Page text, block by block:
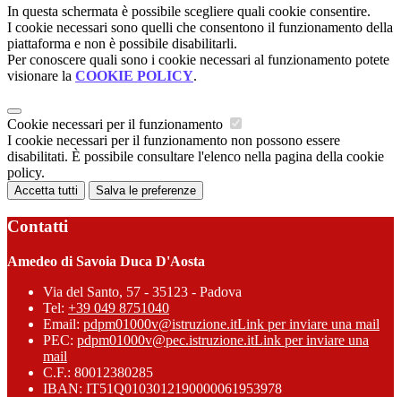
In questa schermata è possibile scegliere quali cookie consentire.
I cookie necessari sono quelli che consentono il funzionamento della
piattaforma e non è possibile disabilitarli.
Per conoscere quali sono i cookie necessari al funzionamento potete
visionare la COOKIE POLICY.
Cookie necessari per il funzionamento
I cookie necessari per il funzionamento non possono essere
disabilitati. È possibile consultare l'elenco nella pagina della cookie
policy.
Accetta tutti Salva le preferenze
Contatti
Amedeo di Savoia Duca D'Aosta
Via del Santo, 57 - 35123 - Padova
Tel: +39 049 8751040
Email: pdpm01000v@istruzione.itLink per inviare una mail
PEC: pdpm01000v@pec.istruzione.itLink per inviare una
mail
C.F.: 80012380285
IBAN: IT51Q0103012190000061953978